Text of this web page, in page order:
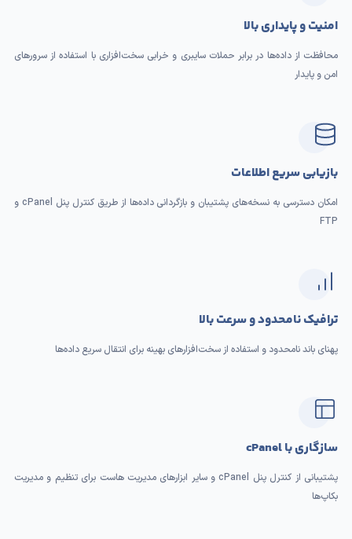
امنیت و پایداری بالا
محافظت از داده‌ها در برابر حملات سایبری و خرابی سخت‌افزاری با استفاده از سرورهای
امن و پایدار
بازیابی سریع اطلاعات
امکان دسترسی به نسخه‌های پشتیبان و بازگردانی داده‌ها از طریق کنترل پنل cPanel و
FTP
ترافیک نامحدود و سرعت بالا
پهنای باند نامحدود و استفاده از سخت‌افزارهای بهینه برای انتقال سریع داده‌ها
سازگاری با cPanel
پشتیبانی از کنترل پنل cPanel و سایر ابزارهای مدیریت هاست برای تنظیم و مدیریت
بکاپ‌ها